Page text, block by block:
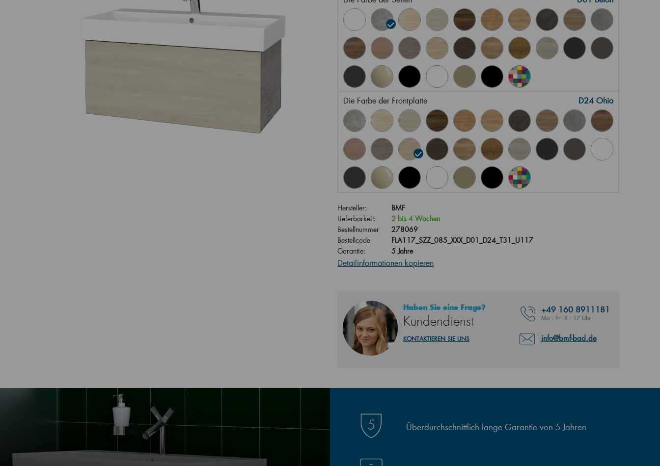
Die Farbe der Frontplatte D24 Ohio
Hersteller:
BMF
Lieferbarkeit:
2 bis 4 Wochen
Bestellnummer
278069
Bestellcode
FLA117_SZZ_085_XXX_D01_D24_T31_U117
Garantie:
5 Jahre
Detailinformationen kopieren
Haben Sie eine Frage?
Kundendienst
+49 160 8911181
Mo - Fr: 8 - 17 Uhr
info@bmf-bad.de
KONTAKTIEREN SIE UNS
Überdurchschnittlich lange Garantie von 5 Jahren